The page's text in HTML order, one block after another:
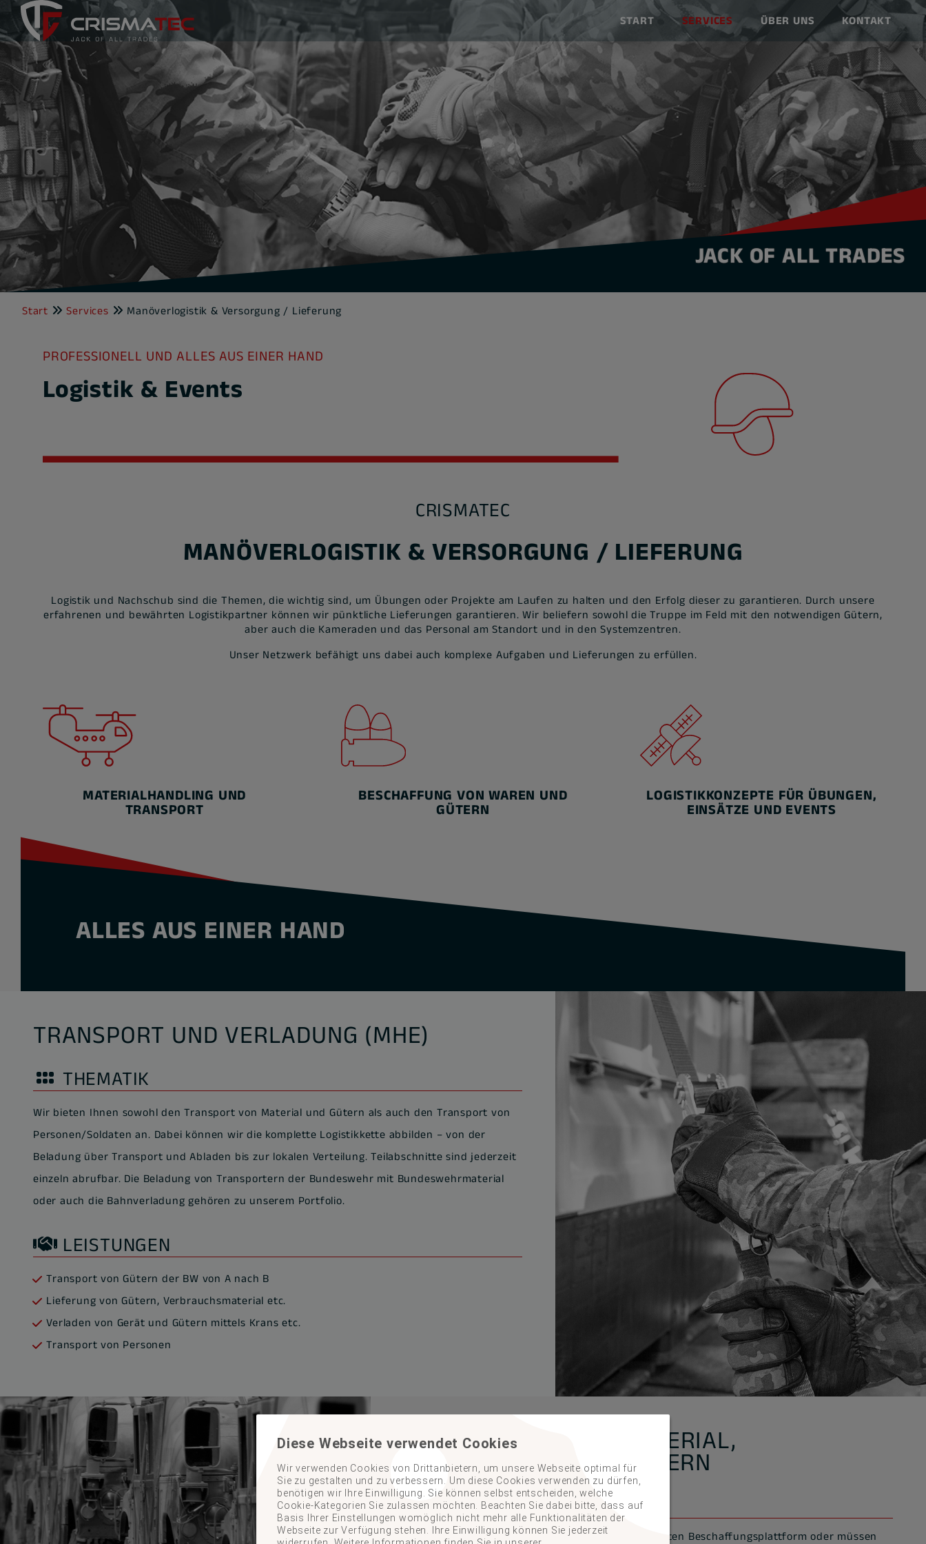
START SERVICES ÜBER UNS KONTAKT
JACK OF ALL TRADES
Start Services Manöverlogistik & Versorgung / Lieferung
PROFESSIONELL UND ALLES AUS EINER HAND
Logistik & Events
CRISMATEC
MANÖVERLOGISTIK & VERSORGUNG / LIEFERUNG
Logistik und Nachschub sind die Themen, die wichtig sind, um Übungen oder Projekte am Laufen zu halten und den Erfolg dieser zu garantieren. Durch unsere
erfahrenen und bewährten Logistikpartner können wir pünktliche Lieferungen garantieren. Wir beliefern sowohl die Truppe im Feld mit den notwendigen Gütern,
aber auch die Kameraden und das Personal am Standort und in den Systemzentren.
Unser Netzwerk befähigt uns dabei auch komplexe Aufgaben und Lieferungen zu erfüllen.
MATERIALHANDLING UND
TRANSPORT
BESCHAFFUNG VON WAREN UND
GÜTERN
LOGISTIKKONZEPTE FÜR ÜBUNGEN,
EINSÄTZE UND EVENTS
ALLES AUS EINER HAND
TRANSPORT UND VERLADUNG (MHE)
THEMATIK
Wir bieten Ihnen sowohl den Transport von Material und Gütern als auch den Transport von
Personen/Soldaten an. Dabei können wir die komplette Logistikkette abbilden – von der
Beladung über Transport und Abladen bis zur lokalen Verteilung. Teilabschnitte sind jederzeit
einzeln abrufbar. Die Beladung von Transportern der Bundeswehr mit Bundeswehrmaterial
oder auch die Bahnverladung gehören zu unserem Portfolio.
LEISTUNGEN
Transport von Gütern der BW von A nach B
Lieferung von Gütern, Verbrauchsmaterial etc.
Verladen von Gerät und Gütern mittels Krans etc.
Transport von Personen
BESCHAFFUNG VON MATERIAL,
ERSATZTEILEN UND GÜTERN
THEMATIK
Sie benötigen Güter oder Artikel aus einer bestimmten Beschaffungsplattform oder müssen
Diese Webseite verwendet Cookies
Wir verwenden Cookies von Drittanbietern, um unsere Webseite optimal für
Sie zu gestalten und zu verbessern. Um diese Cookies verwenden zu dürfen,
benötigen wir Ihre Einwilligung. Sie können selbst entscheiden, welche
Cookie-Kategorien Sie zulassen möchten. Beachten Sie dabei bitte, dass auf
Basis Ihrer Einstellungen womöglich nicht mehr alle Funktionalitäten der
Webseite zur Verfügung stehen. Ihre Einwilligung können Sie jederzeit